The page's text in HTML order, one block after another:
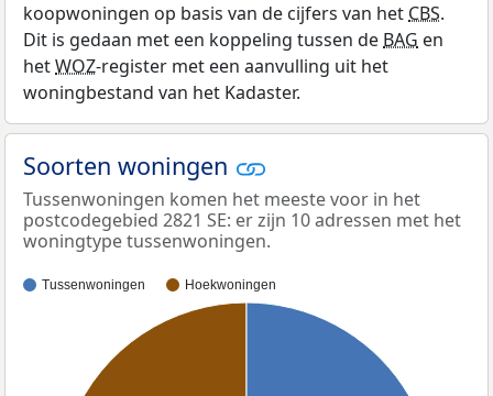
koopwoningen op basis van de cijfers van het CBS.
Dit is gedaan met een koppeling tussen de BAG en
hetWOZ-register met een aanvulling uit het
woningbestand van het Kadaster.
Soorten woningen
Tussenwoningen komen het meeste voor in het
postcodegebied 2821 SE: er zijn 10 adressen met het
woningtype tussenwoningen.
Tussenwoningen Hoekwoningen